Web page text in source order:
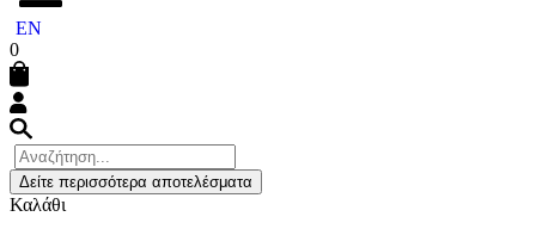
EN
0
Δείτε περισσότερα αποτελέσματα
Καλάθι